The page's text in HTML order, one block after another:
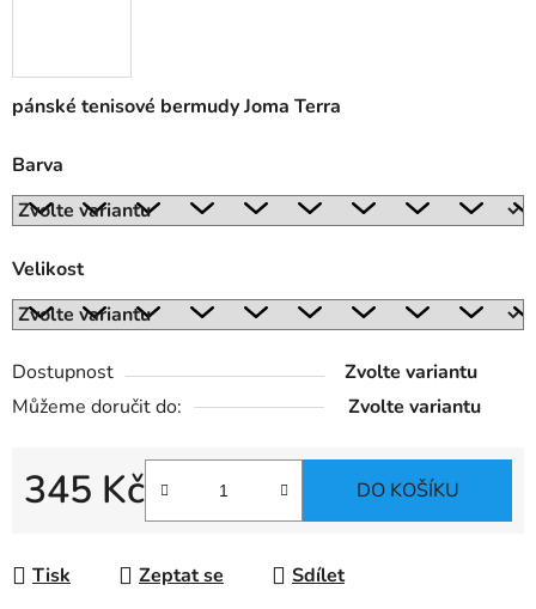
pánské tenisové bermudy Joma Terra
Barva
Velikost
Dostupnost
Zvolte variantu
Můžeme doručit do:
Zvolte variantu
345 Kč DO KOŠÍKU
Tisk Zeptat se Sdílet